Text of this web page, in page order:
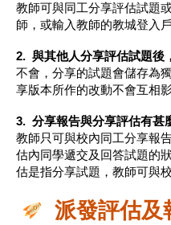
教師可與同工分享評估試題
師，或輸入教師的教城登入戶
2. 與其他人分享評估試題後
不會，分享的試題會儲存為
享版本所作的改動不會互相影
3. 分享報告與分享評估有甚
教師只可與校內同工分享報
估內同學遞交及回答試題的
估是指分享試題，教師可與
派發評估及